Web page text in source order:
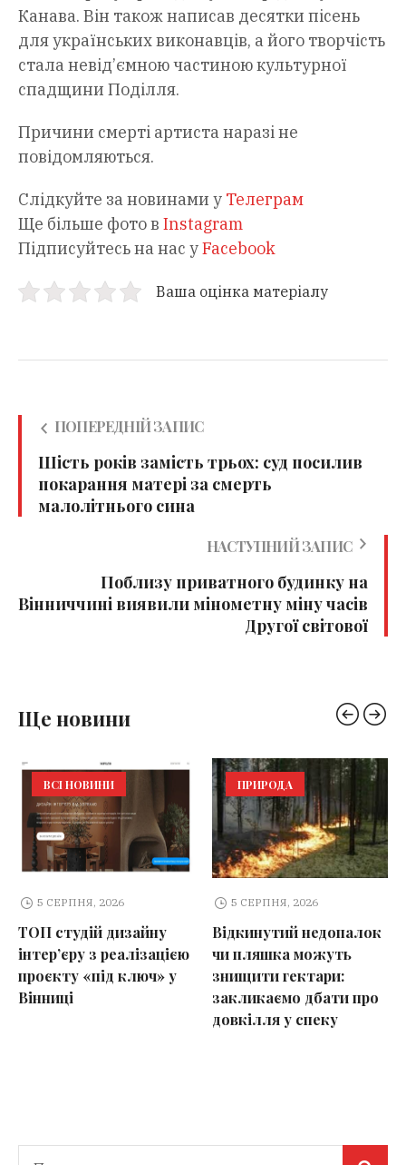
Канава. Він також написав десятки пісень
для українських виконавців, а його творчість
стала невід’ємною частиною культурної
спадщини Поділля.
Причини смерті артиста наразі не
повідомляються.
Слідкуйте за новинами у Телеграм
Ще більше фото в Instagram
Підписуйтесь на нас уFacebook
Ваша оцінка матеріалу
ПОПЕРЕДНІЙ ЗАПИС
Шість років замість трьох: суд посилив
покарання матері за смерть
малолітнього сина
НАСТУПНИЙ ЗАПИС
Поблизу приватного будинку на
Вінниччині виявили мінометну міну часів
Другої світової
Ще новини
ВСІ НОВИНИ
5 СЕРПНЯ, 2026
ТОП студій дизайну
інтер’єру з реалізацією
проєкту «під ключ» у
Вінниці
ПРИРОДА
5 СЕРПНЯ, 2026
Відкинутий недопалок
чи пляшка можуть
знищити гектари:
закликаємо дбати про
довкілля у спеку